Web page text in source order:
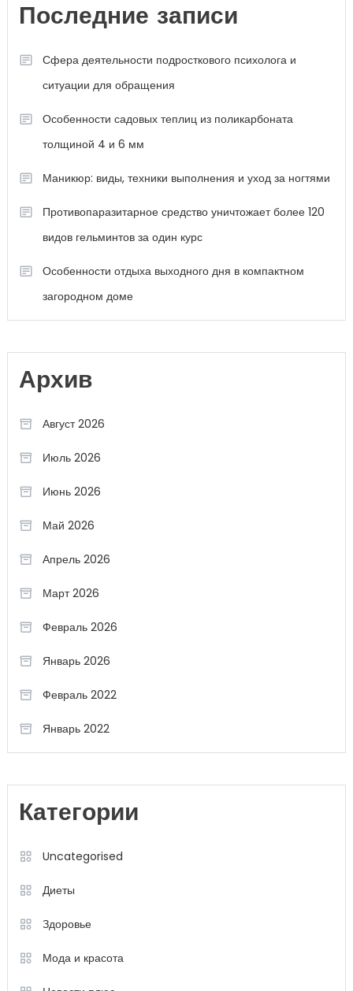
Последние записи
Сфера деятельности подросткового психолога и
ситуации для обращения
Особенности садовых теплиц из поликарбоната
толщиной 4 и 6 мм
Маникюр: виды, техники выполнения и уход за ногтями
Противопаразитарное средство уничтожает более 120
видов гельминтов за один курс
Особенности отдыха выходного дня в компактном
загородном доме
Архив
Август 2026
Июль 2026
Июнь 2026
Май 2026
Апрель 2026
Март 2026
Февраль 2026
Январь 2026
Февраль 2022
Январь 2022
Категории
Uncategorised
Диеты
Здоровье
Мода и красота